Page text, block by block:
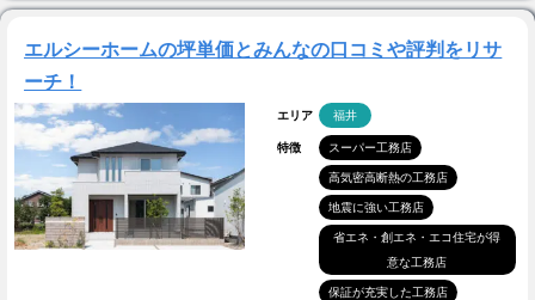
エルシーホームの坪単価とみんなの口コミや評判をリサ
ーチ！
エリア 福井
特徴 スーパー工務店
高気密高断熱の工務店
地震に強い工務店
省エネ・創エネ・エコ住宅が得
意な工務店
保証が充実した工務店